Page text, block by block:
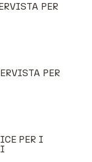
PER
PER
PER I